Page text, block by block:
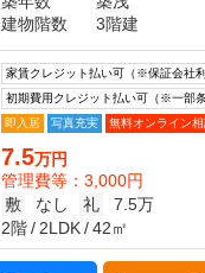
建物階数
3階建
家賃クレジット払い可（※保証会社利
初期費用クレジット払い可（※一部条
即入居
写真充実 無料オンライン
7.5万円
管理費等：3,000円
敷
なし 礼
7.5万
2階
2LDK 42㎡